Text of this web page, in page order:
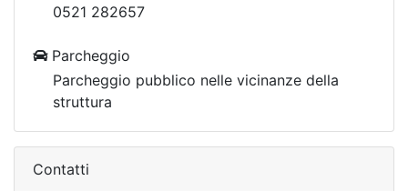
0521 282657
Parcheggio
Parcheggio pubblico nelle vicinanze della
struttura
Contatti